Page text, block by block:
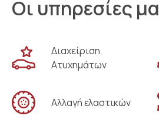
Οι υπηρεσίες
Διαχείριση
Ατυχημάτων
Αλλαγή ελαστικών